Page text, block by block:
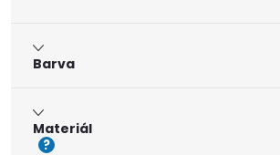
Barva
Materiál
?